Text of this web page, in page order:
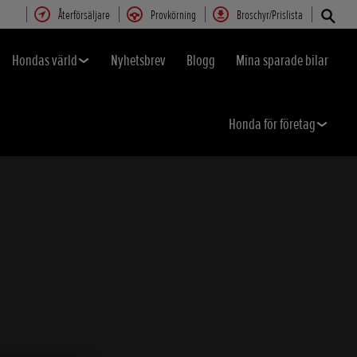
Återförsäljare Provkörning Broschyr/Prislista
Hondas värld Nyhetsbrev Blogg Mina sparade bilar
Honda för företag